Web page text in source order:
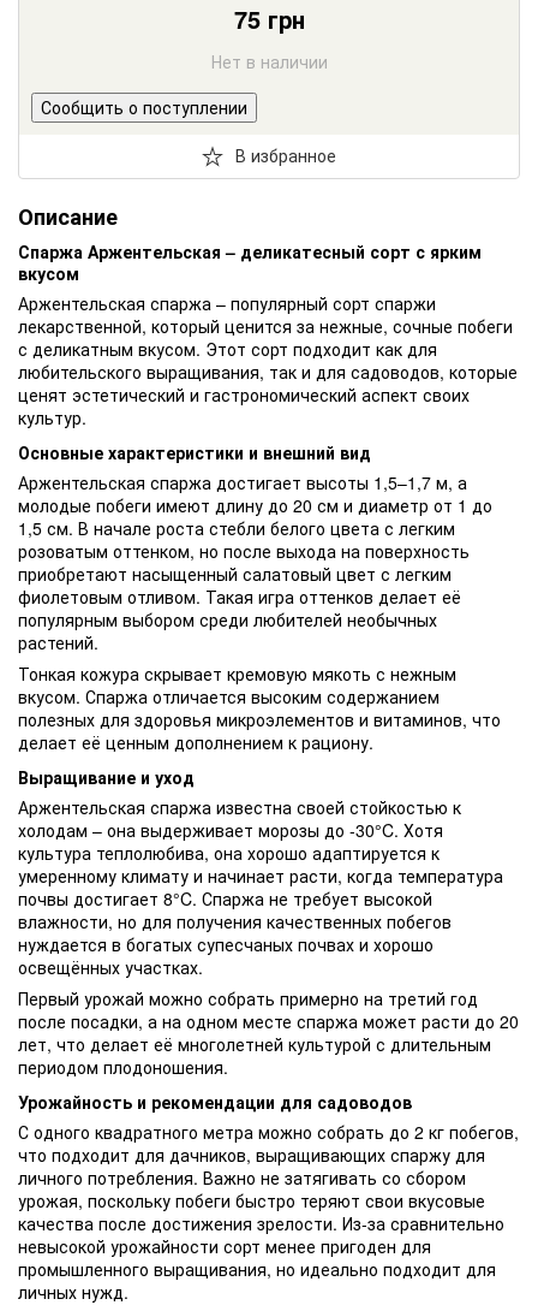
75грн
Нет в наличии
Сообщить о поступлении
В избранное
Описание
Спаржа Аржентельская – деликатесный сорт с ярким
вкусом
Аржентельская спаржа – популярный сорт спаржи
лекарственной, который ценится за нежные, сочные побеги
с деликатным вкусом. Этот сорт подходит как для
любительского выращивания, так и для садоводов, которые
ценят эстетический и гастрономический аспект своих
культур.
Основные характеристики и внешний вид
Аржентельская спаржа достигает высоты 1,5–1,7 м, а
молодые побеги имеют длину до 20 см и диаметр от 1 до
1,5 см. В начале роста стебли белого цвета с легким
розоватым оттенком, но после выхода на поверхность
приобретают насыщенный салатовый цвет с легким
фиолетовым отливом. Такая игра оттенков делает её
популярным выбором среди любителей необычных
растений.
Тонкая кожура скрывает кремовую мякоть с нежным
вкусом. Спаржа отличается высоким содержанием
полезных для здоровья микроэлементов и витаминов, что
делает её ценным дополнением к рациону.
Выращивание и уход
Аржентельская спаржа известна своей стойкостью к
холодам – она выдерживает морозы до -30°C. Хотя
культура теплолюбива, она хорошо адаптируется к
умеренному климату и начинает расти, когда температура
почвы достигает 8°C. Спаржа не требует высокой
влажности, но для получения качественных побегов
нуждается в богатых супесчаных почвах и хорошо
освещённых участках.
Первый урожай можно собрать примерно на третий год
после посадки, а на одном месте спаржа может расти до 20
лет, что делает её многолетней культурой с длительным
периодом плодоношения.
Урожайность и рекомендации для садоводов
С одного квадратного метра можно собрать до 2 кг побегов,
что подходит для дачников, выращивающих спаржу для
личного потребления. Важно не затягивать со сбором
урожая, поскольку побеги быстро теряют свои вкусовые
качества после достижения зрелости. Из-за сравнительно
невысокой урожайности сорт менее пригоден для
промышленного выращивания, но идеально подходит для
личных нужд.